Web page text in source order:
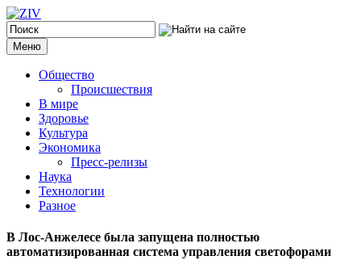
Меню
Общество
Происшествия
В мире
Здоровье
Культура
Экономика
Пресс-релизы
Наука
Технологии
Разное
В Лос-Анжелесе была запущена полностью
автоматизированная система управления светофорами